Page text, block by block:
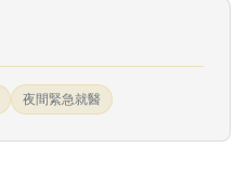
夜間緊急就醫